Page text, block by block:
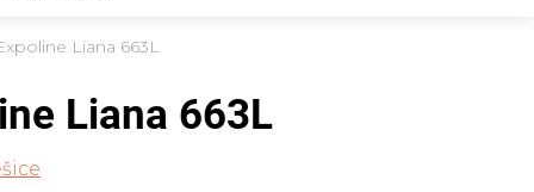
Liana 663L
Liana 663L